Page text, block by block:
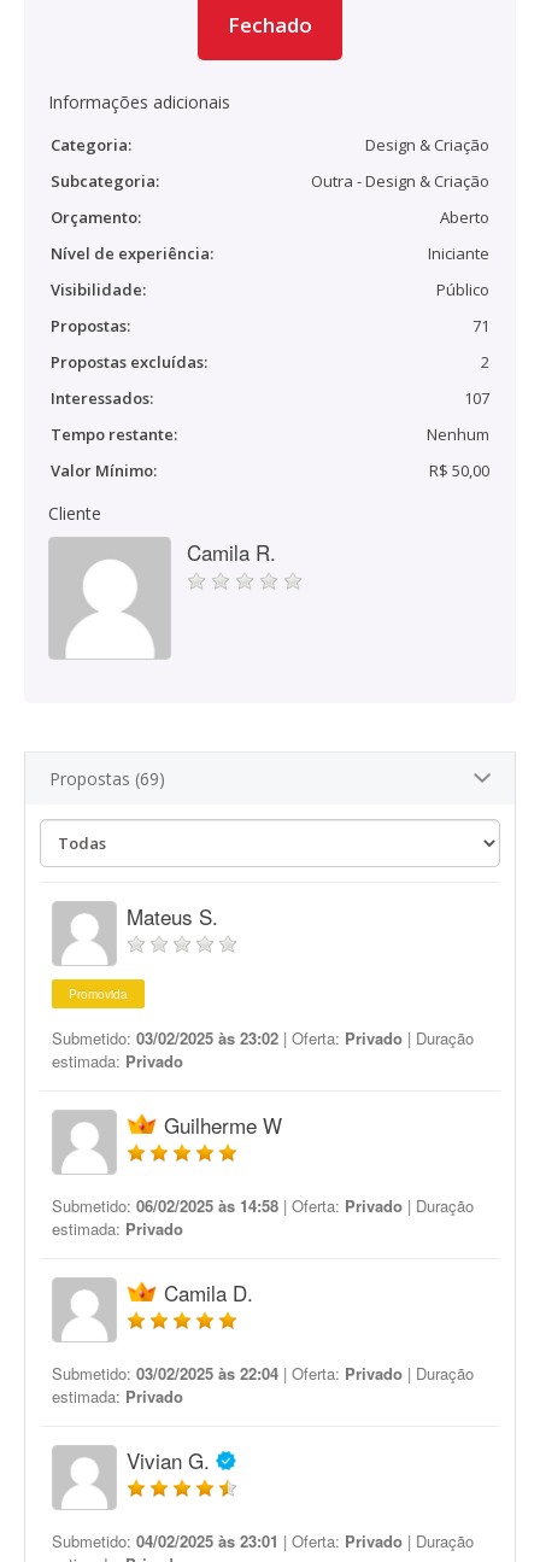
Fechado
Informações adicionais
Categoria:
Design & Criação
Subcategoria:
Outra - Design & Criação
Orçamento:
Aberto
Nível de experiência:
Iniciante
Visibilidade:
Público
Propostas:
71
Propostas excluídas:
2
Interessados:
107
Tempo restante:
Nenhum
Valor Mínimo:
R$ 50,00
Cliente
Camila R.
Propostas (69)
Mateus S.
Promovida
Submetido: 03/02/2025 às 23:02 | Oferta: Privado | Duração
estimada: Privado
Guilherme W
Submetido: 06/02/2025 às 14:58 | Oferta: Privado | Duração
estimada: Privado
Camila D.
Submetido: 03/02/2025 às 22:04 | Oferta: Privado | Duração
estimada: Privado
Vivian G.
Submetido: 04/02/2025 às 23:01 | Oferta: Privado | Duração